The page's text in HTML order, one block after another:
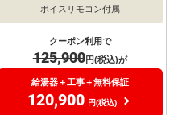
ボイスリモコン付属
クーポン利用で
125,900円(税込)が
給湯器＋工事＋無料保証
120,900 円(税込)